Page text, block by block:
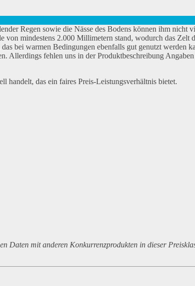
Regen sowie die Nässe des Bodens können ihm nicht
von mindestens 2.000 Millimetern stand, wodurch das Zelt
bei warmen Bedingungen ebenfalls gut genutzt werden
Allerdings fehlen uns in der Produktbeschreibung
handelt, das ein faires Preis-Leistungsverhältnis bietet.
Daten mit anderen Konkurrenzprodukten in dieser